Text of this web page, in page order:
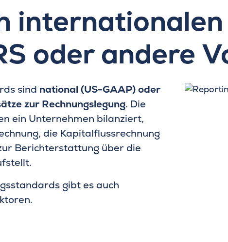
oder andere
sind national (US-GAAP) oder
zur Rechnungslegung. Die
ein Unternehmen bilanziert,
die Kapitalflussrechnung
Berichterstattung über die
gibt es auch